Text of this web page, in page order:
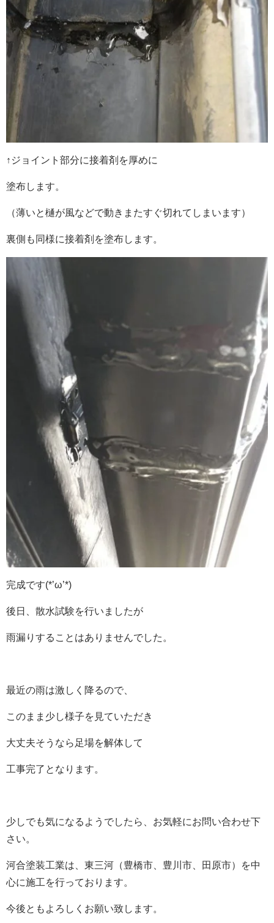
↑ジョイント部分に接着剤を厚めに
塗布します。
（薄いと樋が風などで動きまたすぐ切れてしまいます）
裏側も同様に接着剤を塗布します。
完成です(*’ω’*)
後日、散水試験を行いましたが
雨漏りすることはありませんでした。
最近の雨は激しく降るので、
このまま少し様子を見ていただき
大丈夫そうなら足場を解体して
工事完了となります。
少しでも気になるようでしたら、お気軽にお問い合わせ下
さい。
河合塗装工業は、東三河（豊橋市、豊川市、田原市）を中
心に施工を行っております。
今後ともよろしくお願い致します。